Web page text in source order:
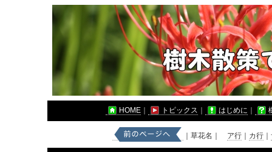
HOME トピックス はじめに
｜草花名｜ ア行 カ行